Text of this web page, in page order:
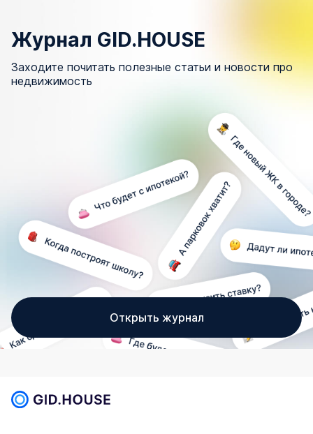
Журнал GID.HOUSE
Заходите почитать полезные статьи и новости про
недвижимость
Открыть журнал